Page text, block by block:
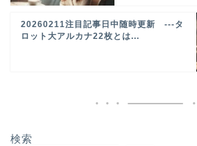
20260211注目記事日中随時更新 ---タ
ロット大アルカナ22枚とは...
検索